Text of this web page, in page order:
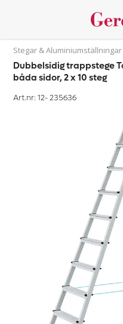
Stegar & Aluminiumställningar
Dubbelsidig trappstege
båda sidor, 2 x 10 steg
Art.nr: 12-235636